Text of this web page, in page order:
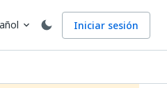
expand_more Iniciar sesión